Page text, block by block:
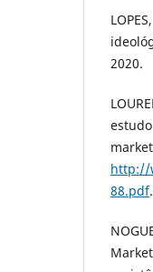
2020.
http://
88.pdf